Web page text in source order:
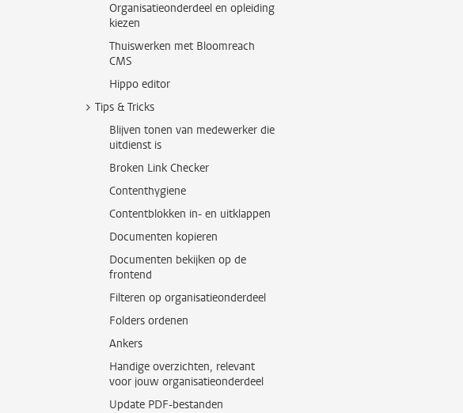
Organisatieonderdeel en opleiding
kiezen
Thuiswerken met Bloomreach
CMS
Hippo editor
Tips & Tricks
Blijven tonen van medewerker die
uitdienst is
Broken Link Checker
Contenthygiene
Contentblokken in- en uitklappen
Documenten kopieren
Documenten bekijken op de
frontend
Filteren op organisatieonderdeel
Folders ordenen
Ankers
Handige overzichten, relevant
voor jouw organisatieonderdeel
Update PDF-bestanden